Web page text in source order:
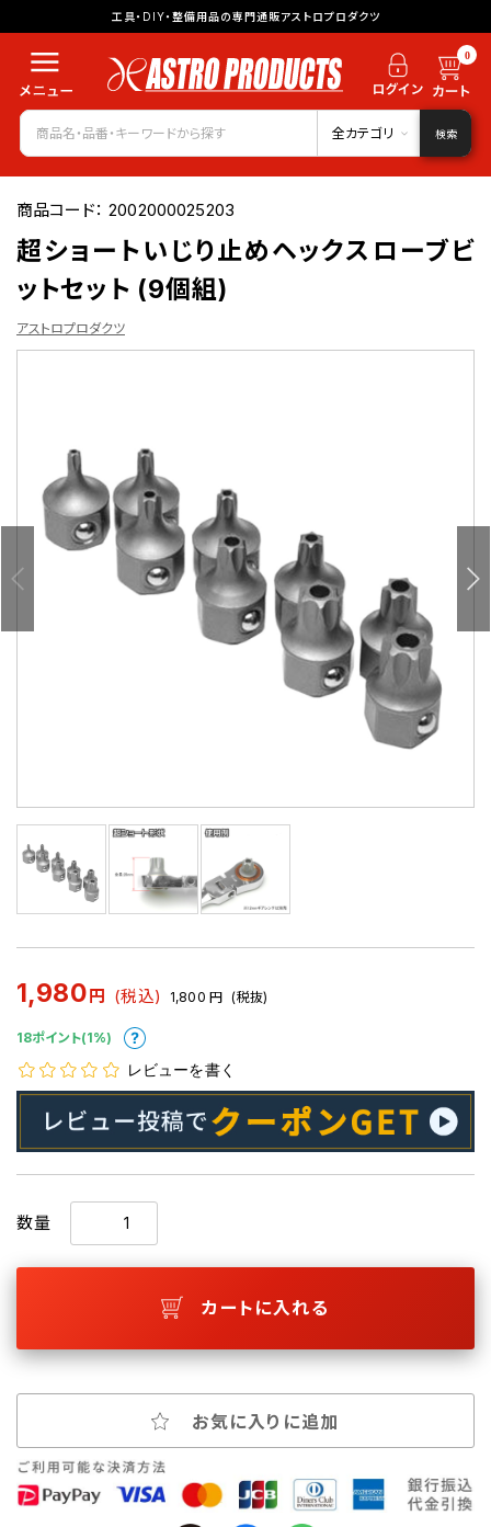
工具・DIY・整備用品の専門通販アストロプロダクツ
0
全カテゴリ 検索
商品コード：2002000025203
超ショートいじり止めヘックスローブビ
ットセット (9個組)
アストロプロダクツ
1,980 円 (税込) 1,800 円 (税抜)
18ポイント(1%)
レビューを書く
数量
カートに入れる
お気に入りに追加